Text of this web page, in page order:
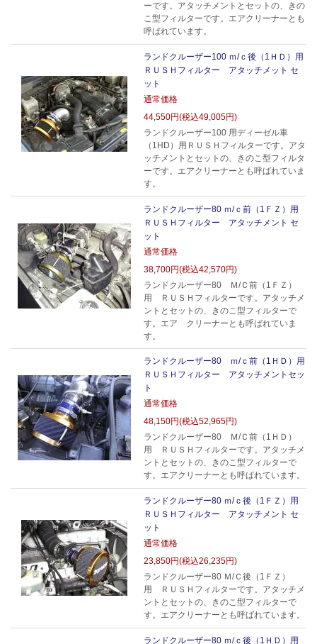
ーです。アタッチメントとセットの、きの
こ型フィルターです。エアクリーナーとも
呼ばれています。
ランドクルーザー100 ｍ/ｃ後（1ＨＤ）用
ＲＵＳＨフィルター アタッチメット セ
ット
通常価格
44,550円(税込49,005円)
ランドクルーザー100 用ディーゼル車
（1HD）用ＲＵＳＨフィルターです。アタ
ッチメントとセットの、きのこ型フィルタ
ーです。エアクリーナーとも呼ばれていま
す。
ランドクルーザー80 ｍ/ｃ前（1ＦＺ）用
ＲＵＳＨフィルター アタッチメント セ
ット
通常価格
38,700円(税込42,570円)
ランドクルーザー80 Ｍ/Ｃ前（1ＦＺ）
用 ＲＵＳＨフィルターです。アタッチメ
ントとセットの、きのこ型フィルターで
す。エア クリーナーとも呼ばれていま
す。
ランドクルーザー80 ｍ/ｃ前（1ＨＤ）用
ＲＵＳＨフィルター アタッチメントセッ
ト
通常価格
48,150円(税込52,965円)
ランドクルーザー80 Ｍ/Ｃ前（1ＨＤ）
用 ＲＵＳＨフィルターです。アタッチメ
ントとセットの、きのこ型フィルターで
す。エアクリーナーとも呼ばれています。
ランドクルーザー80 ｍ/ｃ後（1ＦＺ）用
ＲＵＳＨフィルター アタッチメント セ
ット
通常価格
23,850円(税込26,235円)
ランドクルーザー80 Ｍ/Ｃ後（1ＦＺ）
用 ＲＵＳＨフィルターです。アタッチメ
ントとセットの、きのこ型フィルターで
す。エアクリーナーとも呼ばれています。
ランドクルーザー80 ｍ/ｃ後（1ＨＤ）用